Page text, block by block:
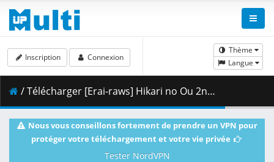
Thème
Langue
Inscription Connexion
/ Télécharger [Erai-raws] Hikari no Ou 2nd Season - 08 [720p][Multiple Subtitle][A1AC24B4].mkv.002 ( 369.11 MB )
Nous vous conseillons fortement de prendre un VPN pour
protéger votre téléchargement et votre vie privée
Tester NordVPN